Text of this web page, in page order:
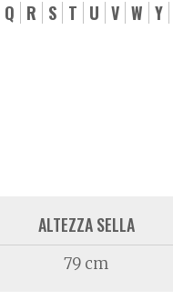
Q R S T U V W Y
ALTEZZA SELLA
79 cm